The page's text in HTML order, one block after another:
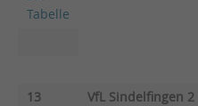
Tabelle
13 VfL Sindelfingen 2